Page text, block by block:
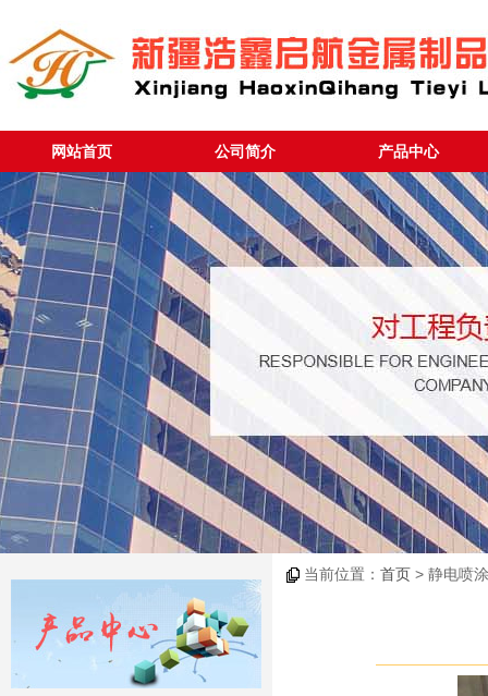
网站首页 公司简介 产品中心
当前位置： 首页 > 静电喷